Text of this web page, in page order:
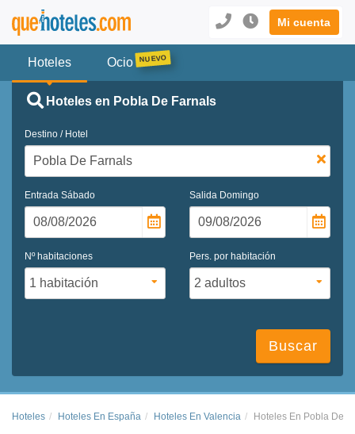
Mi cuenta
Hoteles Ocio
Hoteles en Pobla De Farnals
Destino / Hotel
Entrada Sábado Salida Domingo
Nº habitaciones Pers. por habitación
Buscar
Hoteles Hoteles En España Hoteles En Valencia Hoteles En Pobla De